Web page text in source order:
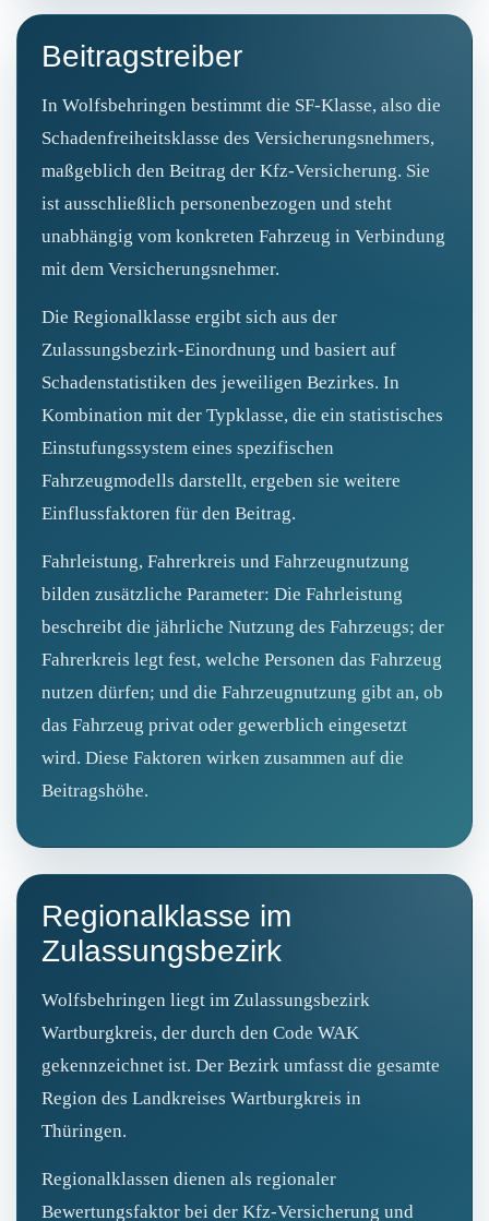
Beitragstreiber
In Wolfsbehringen bestimmt die SF‑Klasse, also die
Schadenfreiheitsklasse des Versicherungsnehmers,
maßgeblich den Beitrag der Kfz‑Versicherung. Sie
ist ausschließlich personenbezogen und steht
unabhängig vom konkreten Fahrzeug in Verbindung
mit dem Versicherungsnehmer.
Die Regionalklasse ergibt sich aus der
Zulassungsbezirk‑Einordnung und basiert auf
Schadenstatistiken des jeweiligen Bezirkes. In
Kombination mit der Typklasse, die ein statistisches
Einstufungssystem eines spezifischen
Fahrzeugmodells darstellt, ergeben sie weitere
Einflussfaktoren für den Beitrag.
Fahrleistung, Fahrerkreis und Fahrzeugnutzung
bilden zusätzliche Parameter: Die Fahrleistung
beschreibt die jährliche Nutzung des Fahrzeugs; der
Fahrerkreis legt fest, welche Personen das Fahrzeug
nutzen dürfen; und die Fahrzeugnutzung gibt an, ob
das Fahrzeug privat oder gewerblich eingesetzt
wird. Diese Faktoren wirken zusammen auf die
Beitragshöhe.
Regionalklasse im
Zulassungsbezirk
Wolfsbehringen liegt im Zulassungsbezirk
Wartburgkreis, der durch den Code WAK
gekennzeichnet ist. Der Bezirk umfasst die gesamte
Region des Landkreises Wartburgkreis in
Thüringen.
Regionalklassen dienen als regionaler
Bewertungsfaktor bei der Kfz‑Versicherung und